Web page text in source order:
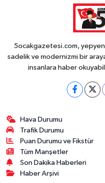
5ocakgazetesi.com,
sadelik ve modernizmi bir
insanlara haber
Hava Durumu
Trafik Durumu
Puan Durumu ve Fikstür
Tüm Manşetler
Son Dakika Haberleri
Haber Arşivi